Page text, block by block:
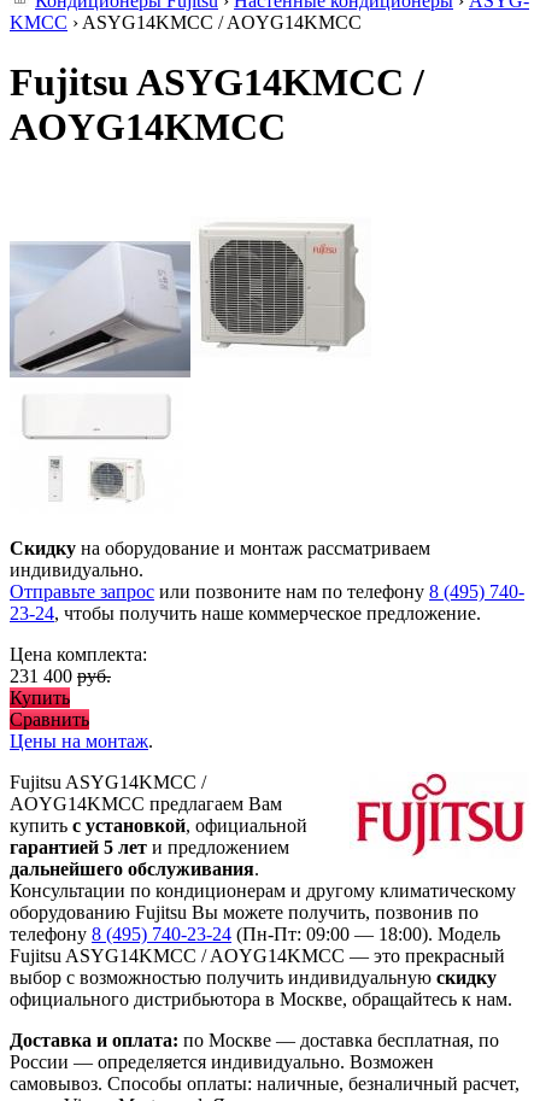
KMCC › ASYG14KMCC / AOYG14KMCC
Fujitsu ASYG14KMCC /
AOYG14KMCC
Скидку на оборудование и монтаж рассматриваем
индивидуально.
Отправьте запрос или позвоните нам по телефону 8 (495) 740-
23-24, чтобы получить наше коммерческое предложение.
Цена комплекта:
231 400 руб.
Купить
Сравнить
Цены на монтаж.
Fujitsu ASYG14KMCC /
AOYG14KMCC предлагаем Вам
купить с установкой, официальной
гарантией 5 лет и предложением
дальнейшего обслуживания.
Консультации по кондиционерам и другому климатическому
оборудованию Fujitsu Вы можете получить, позвонив по
телефону 8 (495) 740-23-24 (Пн-Пт: 09:00 — 18:00). Модель
Fujitsu ASYG14KMCC / AOYG14KMCC — это прекрасный
выбор с возможностью получить индивидуальную скидку
официального дистрибьютора в Москве, обращайтесь к нам.
Доставка и оплата: по Москве — доставка бесплатная, по
России — определяется индивидуально. Возможен
самовывоз. Способы оплаты: наличные, безналичный расчет,